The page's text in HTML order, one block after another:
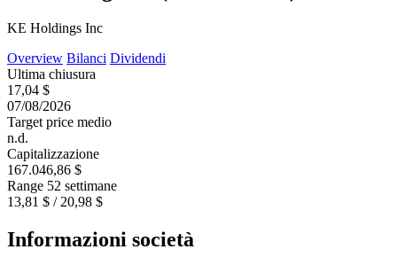
KE Holdings Inc
Overview Bilanci Dividendi
Ultima chiusura
17,04 $
07/08/2026
Target price medio
n.d.
Capitalizzazione
167.046,86 $
Range 52 settimane
13,81 $ / 20,98 $
Informazioni società